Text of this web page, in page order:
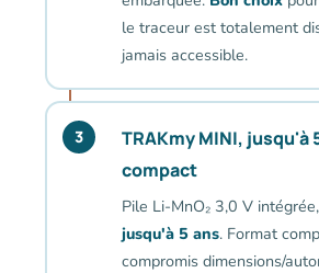
le traceur est totalement
jamais accessible.
3
TRAKmy MINI, jusqu'à
compact
Pile Li-MnO₂ 3,0 V
jusqu'à 5 ans. Format
compromis dimensions/